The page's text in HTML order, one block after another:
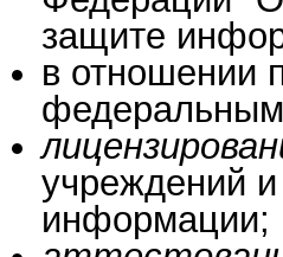
защите
в отношении
учреждений
информации;